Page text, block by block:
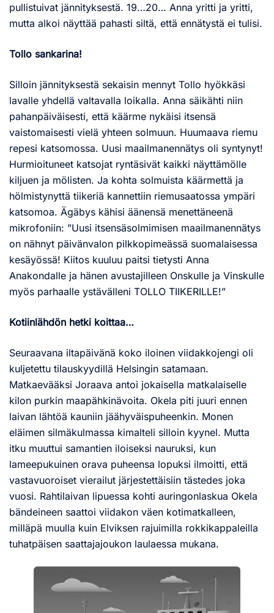
pullistuivat jännityksestä. 19…20… Anna yritti ja yritti,
mutta alkoi näyttää pahasti siltä, että ennätystä ei tulisi.
Tollo sankarina!
Silloin jännityksestä sekaisin mennyt Tollo hyökkäsi
lavalle yhdellä valtavalla loikalla. Anna säikähti niin
pahanpäiväisesti, että käärme nykäisi itsensä
vaistomaisesti vielä yhteen solmuun. Huumaava riemu
repesi katsomossa. Uusi maailmanennätys oli syntynyt!
Hurmioituneet katsojat ryntäsivät kaikki näyttämölle
kiljuen ja mölisten. Ja kohta solmuista käärmettä ja
hölmistynyttä tiikeriä kannettiin riemusaatossa ympäri
katsomoa. Ägäbys kähisi äänensä menettäneenä
mikrofoniin: ”Uusi itsensäsolmimisen maailmanennätys
on nähnyt päivänvalon pilkkopimeässä suomalaisessa
kesäyössä! Kiitos kuuluu paitsi tietysti Anna
Anakondalle ja hänen avustajilleen Onskulle ja Vinskulle
myös parhaalle ystävälleni TOLLO TIIKERILLE!”
Kotiinlähdön hetki koittaa…
Seuraavana iltapäivänä koko iloinen viidakkojengi oli
kuljetettu tilauskyydillä Helsingin satamaan.
Matkaevääksi Joraava antoi jokaisella matkalaiselle
kilon purkin maapähkinävoita. Okela piti juuri ennen
laivan lähtöä kauniin jäähyväispuheenkin. Monen
eläimen silmäkulmassa kimalteli silloin kyynel. Mutta
itku muuttui samantien iloiseksi nauruksi, kun
lameepukuinen orava puheensa lopuksi ilmoitti, että
vastavuoroiset vierailut järjestettäisiin tästedes joka
vuosi. Rahtilaivan lipuessa kohti auringonlaskua Okela
bändeineen saattoi viidakon väen kotimatkalleen,
milläpä muulla kuin Elviksen rajuimilla rokkikappaleilla
tuhatpäisen saattajajoukon laulaessa mukana.